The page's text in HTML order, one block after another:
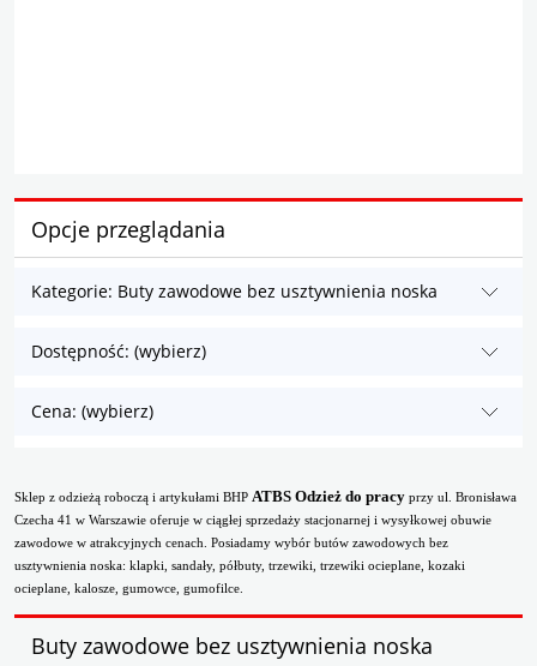
Opcje przeglądania
Kategorie: Buty zawodowe bez usztywnienia noska
Dostępność: (wybierz)
Cena: (wybierz)
Sklep z odzieżą roboczą i artykułami BHP ATBS Odzież do pracy przy ul. Bronisława
Czecha 41 w Warszawie oferuje w ciągłej sprzedaży stacjonarnej i wysyłkowej obuwie
zawodowe w atrakcyjnych cenach. Posiadamy wybór butów zawodowych bez
usztywnienia noska: klapki, sandały, półbuty, trzewiki, trzewiki ocieplane, kozaki
ocieplane, kalosze, gumowce, gumofilce.
Buty zawodowe bez usztywnienia noska